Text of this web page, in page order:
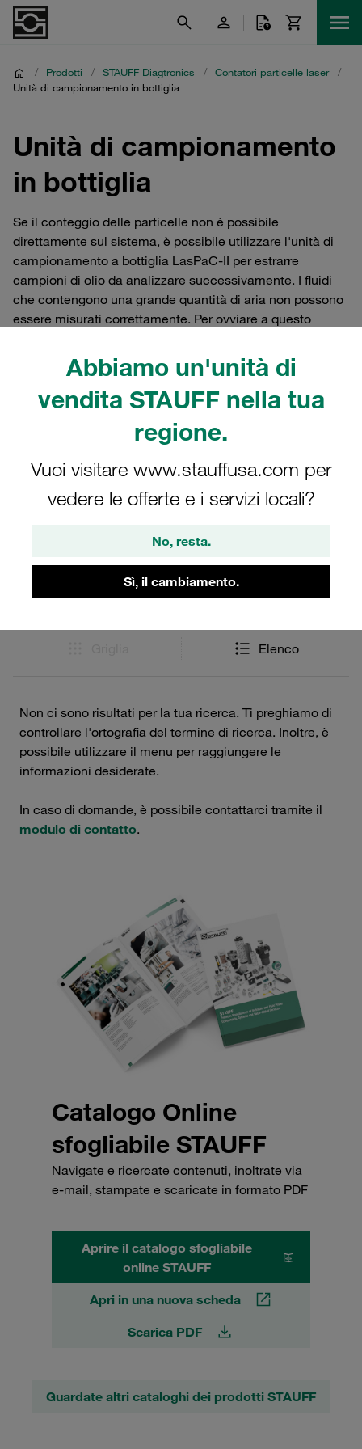
Abbiamo un'unità di
vendita STAUFF nella tua
regione.
Vuoi visitare www.stauffusa.com per
vedere le offerte e i servizi locali?
No, resta.
Sì, il cambiamento.
/ Prodotti / STAUFF Diagtronics / Contatori particelle laser
/
Unità di campionamento in bottiglia
Unità di campionamento
in bottiglia
Se il conteggio delle particelle non è possibile
direttamente sul sistema, è possibile utilizzare l'unità di
campionamento a bottiglia LasPaC-II per estrarre
campioni di olio da analizzare successivamente. I fluidi
che contengono una grande quantità di aria non possono
essere misurati correttamente. Per ovviare a questo
dotate di una pompa a vuoto in grado di rimuovere l'aria
dal campione di olio. STAUFF offre unità di
campionamento in bottiglia per il contatore di particelle
Filtri / Ordinamento
Contatori particelle laser
0 Risultati
Elenco
Non ci sono risultati per la tua ricerca. Ti preghiamo di
controllare l'ortografia del termine di ricerca. Inoltre, è
possibile utilizzare il menu per raggiungere le
informazioni desiderate.
In caso di domande, è possibile contattarci tramite il
modulo di contatto.
Catalogo Online
sfogliabile STAUFF
Navigate e ricercate contenuti, inoltrate via
e-mail, stampate e scaricate in formato PDF
Aprire il catalogo sfogliabile
online STAUFF
Apri in una nuova scheda
Scarica PDF
Guardate altri cataloghi dei prodotti STAUFF